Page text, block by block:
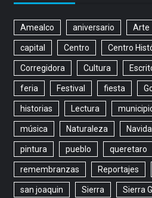
Amealco aniversario Arte
capital Centro Centro
Corregidora Cultura
feria Festival fiesta
historias Lectura
música Naturaleza
pintura pueblo queretaro
remembranzas Reportajes
san joaquin Sierra Sierra